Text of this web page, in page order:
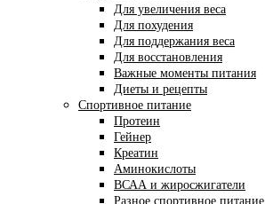
Для увеличения веса
Для похудения
Для поддержания веса
Для восстановления
Важные моменты питания
Диеты и рецепты
Спортивное питание
Протеин
Гейнер
Креатин
Аминокислоты
ВСАА и жиросжигатели
Разное спортивное питание